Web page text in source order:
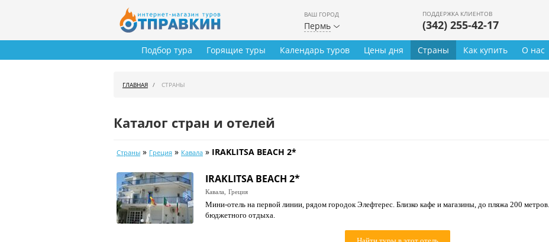
ВАШ ГОРОД
Пермь
ПОДДЕРЖКА КЛИЕНТОВ
(342) 255-42-17
Подбор тура Горящие туры Календарь туров Цены дня Страны Как купить О нас
ГЛАВНАЯ СТРАНЫ
Каталог стран и отелей
Страны » Греция » Кавала » IRAKLITSA BEACH 2*
IRAKLITSA BEACH 2*
Кавала, Греция
Мини-отель на первой линии, рядом городок Элефтерес. Близко кафе и магазины, до пляжа 200
бюджетного отдыха.